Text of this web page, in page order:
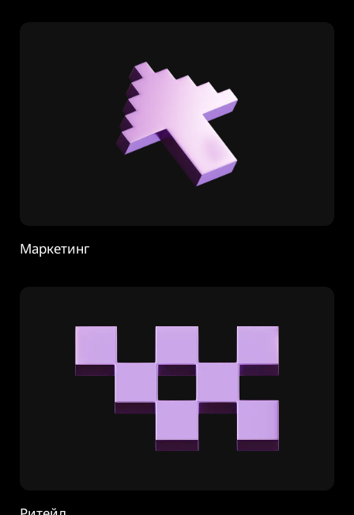
Маркетинг